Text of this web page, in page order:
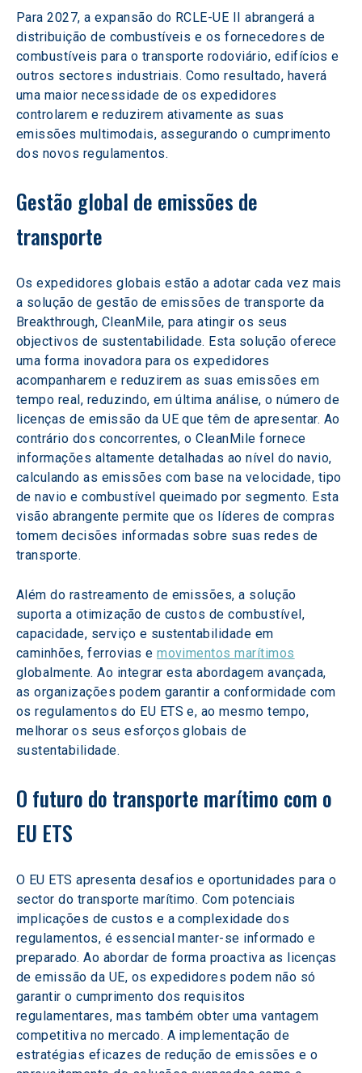
Para 2027, a expansão do RCLE-UE II abrangerá a
distribuição de combustíveis e os fornecedores de
combustíveis para o transporte rodoviário, edifícios e
outros sectores industriais. Como resultado, haverá
uma maior necessidade de os expedidores
controlarem e reduzirem ativamente as suas
emissões multimodais, assegurando o cumprimento
dos novos regulamentos.
Gestão global de emissões de
transporte
Os expedidores globais estão a adotar cada vez mais
a solução de gestão de emissões de transporte da
Breakthrough, CleanMile, para atingir os seus
objectivos de sustentabilidade. Esta solução oferece
uma forma inovadora para os expedidores
acompanharem e reduzirem as suas emissões em
tempo real, reduzindo, em última análise, o número de
licenças de emissão da UE que têm de apresentar. Ao
contrário dos concorrentes, o CleanMile fornece
informações altamente detalhadas ao nível do navio,
calculando as emissões com base na velocidade, tipo
de navio e combustível queimado por segmento. Esta
visão abrangente permite que os líderes de compras
tomem decisões informadas sobre suas redes de
transporte.
Além do rastreamento de emissões, a solução
suporta a otimização de custos de combustível,
capacidade, serviço e sustentabilidade em
caminhões, ferrovias e movimentos marítimos
globalmente. Ao integrar esta abordagem avançada,
as organizações podem garantir a conformidade com
os regulamentos do EU ETS e, ao mesmo tempo,
melhorar os seus esforços globais de
sustentabilidade.
O futuro do transporte marítimo com o
EU ETS
O EU ETS apresenta desafios e oportunidades para o
sector do transporte marítimo. Com potenciais
implicações de custos e a complexidade dos
regulamentos, é essencial manter-se informado e
preparado. Ao abordar de forma proactiva as licenças
de emissão da UE, os expedidores podem não só
garantir o cumprimento dos requisitos
regulamentares, mas também obter uma vantagem
competitiva no mercado. A implementação de
estratégias eficazes de redução de emissões e o